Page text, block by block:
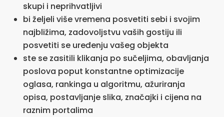
skupi i neprihvatljivi
bi željeli više vremena posvetiti sebi i svojim
najbližima, zadovoljstvu vaših gostiju ili
posvetiti se uređenju vašeg objekta
ste se zasitili klikanja po sučeljima, obavljanja
poslova poput konstantne optimizacije
oglasa, rankinga u algoritmu, ažuriranja
opisa, postavljanje slika, značajki i cijena na
raznim portalima